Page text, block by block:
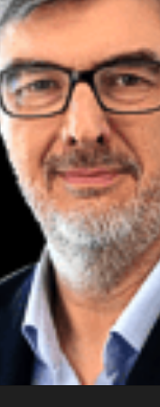
los primeros
-casi
y a esperar los
'tapado'.
Ledesma
entre los diez. Y
esperando